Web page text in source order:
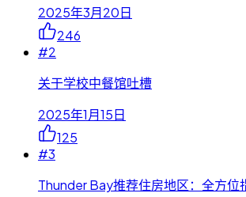
2025年3月20日
246
#2
关于学校中餐馆吐槽
2025年1月15日
125
#3
Thunder Bay推荐住房地区：全方位